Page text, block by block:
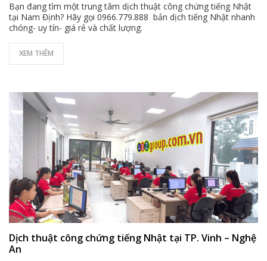
Bạn đang tìm một trung tâm dịch thuật công chứng tiếng Nhật
tại Nam Định? Hãy gọi 0966.779.888 bản dịch tiếng Nhật nhanh
chóng- uy tín- giá rẻ và chất lượng.
XEM THÊM
Dịch thuật công chứng tiếng Nhật tại TP. Vinh – Nghệ
An